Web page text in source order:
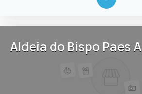
Aldeia do Bispo Paes